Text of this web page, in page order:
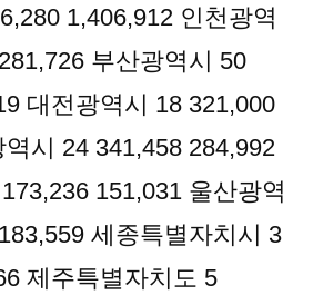
1,406,912 인천광역
부산광역시 50
대전광역시 18 321,000
시 24 341,458 284,992
151,031 울산광역
세종특별자치시 3
제주특별자치도 5